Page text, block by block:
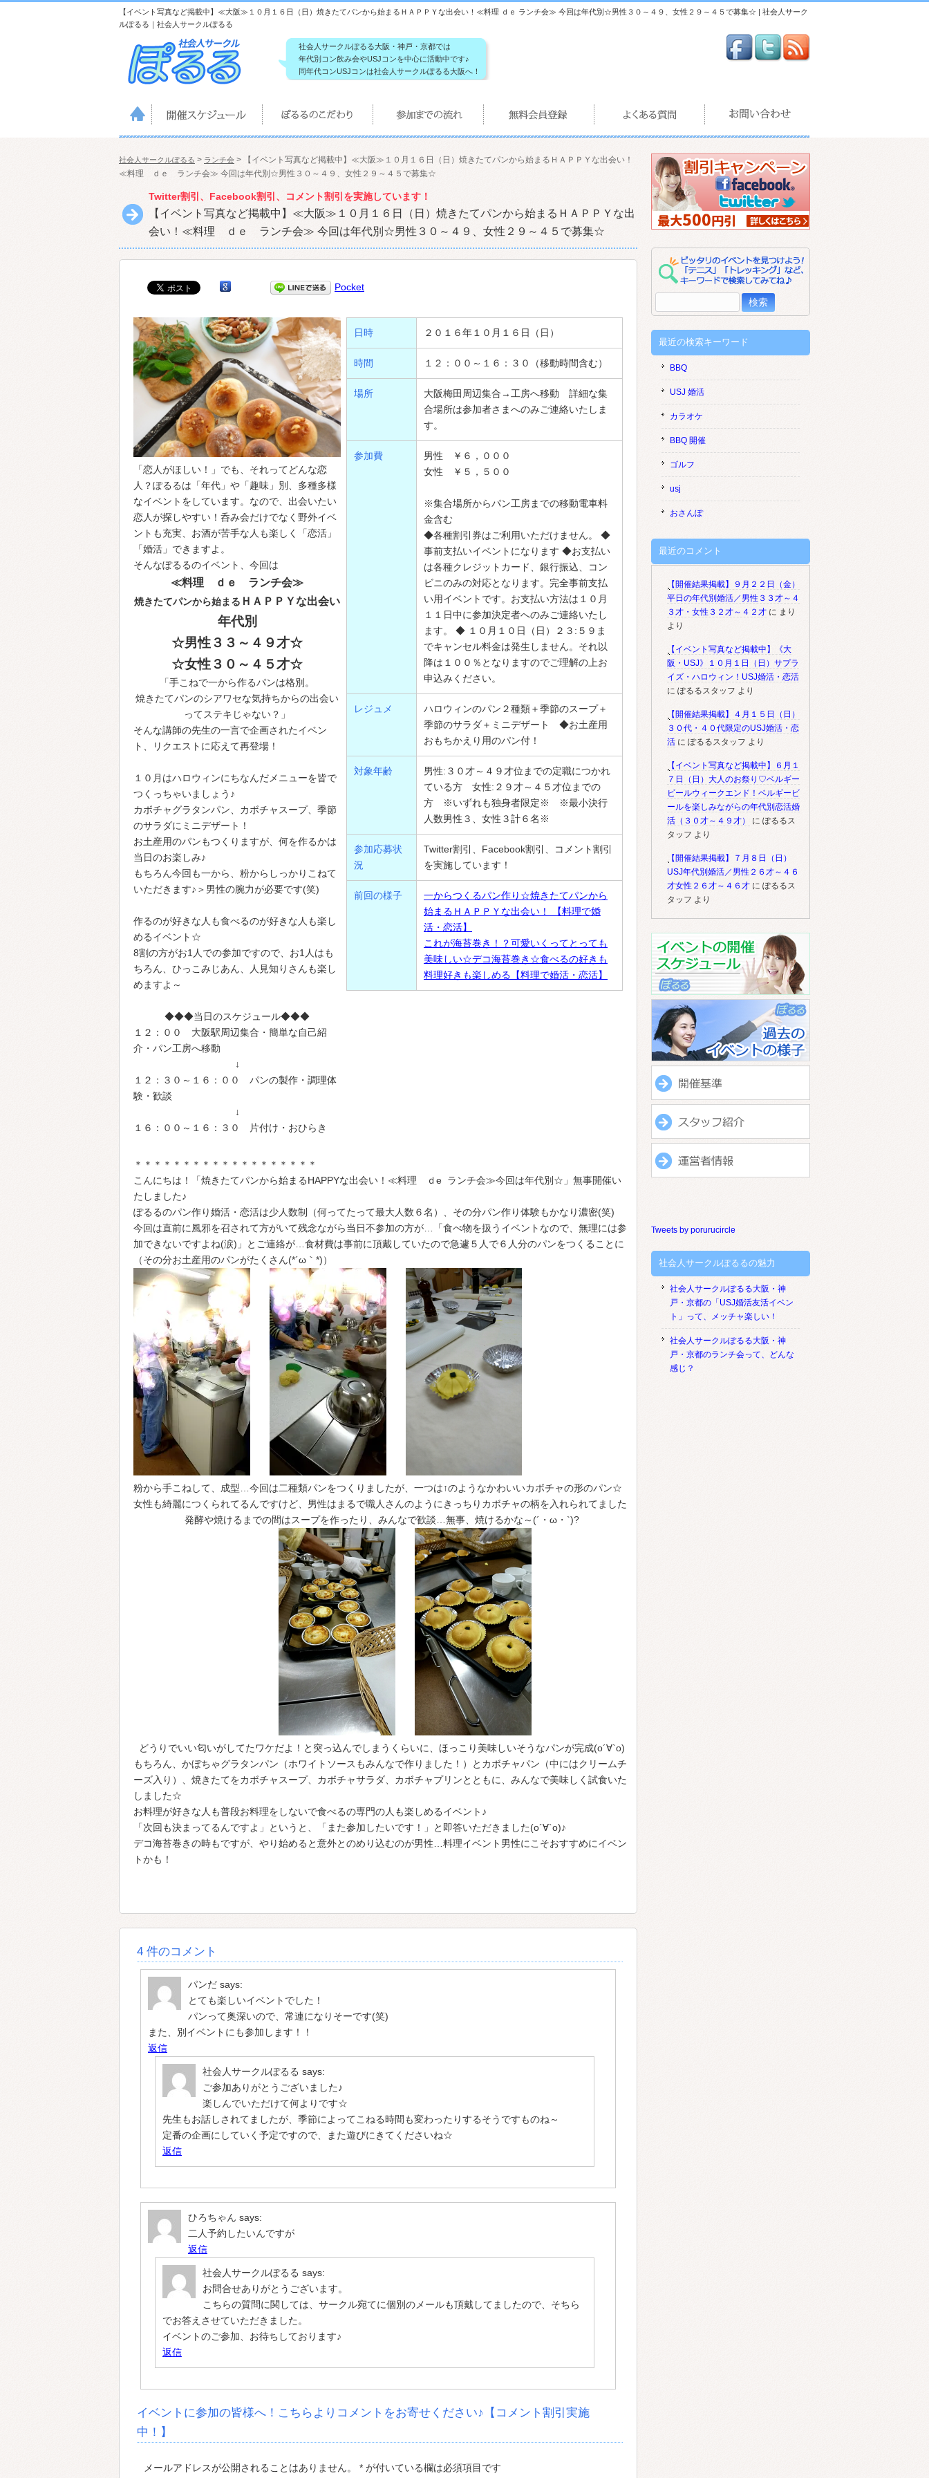
【イベント写真など掲載中】≪大阪≫１０月１６日（日）焼きたてパンから始まるＨＡＰＰＹな出会い！≪料理 ｄｅ ランチ会≫ 今回は年代別☆男性３０～４９、女性２９～４５で募集☆ | 社会人サーク
ルぽるる｜社会人サークルぽるる
社会人サークルぽるる大阪・神戸・京都では
年代別コン飲み会やUSJコンを中心に活動中です♪
同年代コンUSJコンは社会人サークルぽるる大阪へ！
社会人サークルぽるる > ランチ会 >
【イベント写真など掲載中】≪大阪≫１０月１６日（日）焼きたてパンから始まるＨＡＰＰＹな出会い！
≪料理 ｄｅ ランチ会≫ 今回は年代別☆男性３０～４９、女性２９～４５で募集☆
Twitter割引、Facebook割引、コメント割引を実施しています！
【イベント写真など掲載中】≪大阪≫１０月１６日（日）焼きたてパンから始まるＨＡＰＰＹな出
会い！≪料理 ｄｅ ランチ会≫ 今回は年代別☆男性３０～４９、女性２９～４５で募集☆
Pocket
「恋人がほしい！」でも、それってどんな恋
人？ぽるるは「年代」や「趣味」別、多種多様
なイベントをしています。なので、出会いたい
恋人が探しやすい！呑み会だけでなく野外イベ
ントも充実、お酒が苦手な人も楽しく「恋活」
「婚活」できますよ。
そんなぽるるのイベント、今回は
≪料理 ｄｅ ランチ会≫
焼きたてパンから始まる ＨＡＰＰＹな出会い
年代別
☆男性３３～４９才☆
☆女性３０～４５才☆
「手こねで一から作るパンは格別。
焼きたてパンのシアワセな気持ちからの出会い
ってステキじゃない？」
そんな講師の先生の一言で企画されたイベン
ト、リクエストに応えて再登場！
１０月はハロウィンにちなんだメニューを皆で
つくっちゃいましょう♪
カボチャグラタンパン、カボチャスープ、季節
のサラダにミニデザート！
お土産用のパンもつくりますが、何を作るかは
当日のお楽しみ♪
もちろん今回も一から、粉からしっかりこねて
いただきます♪＞男性の腕力が必要です(笑)
作るのが好きな人も食べるのが好きな人も楽し
めるイベント☆
8割の方がお1人での参加ですので、お1人はも
ちろん、ひっこみじあん、人見知りさんも楽し
めますよ～
◆◆◆当日のスケジュール◆◆◆
１２：００ 大阪駅周辺集合・簡単な自己紹
介・パン工房へ移動
↓
１２：３０～１６：００ パンの製作・調理体
験・歓談
↓
１６：００～１６：３０ 片付け・おひらき
日時 ２０１６年１０月１６日（日）
時間 １２：００～１６：３０（移動時間含む）
場所
大阪梅田周辺集合→工房へ移動 詳細な集
合場所は参加者さまへのみご連絡いたしま
す。
参加費
男性 ￥６，０００
女性 ￥５，５００
※集合場所からパン工房までの移動電車料
金含む
◆各種割引券はご利用いただけません。 ◆
事前支払いイベントになります ◆お支払い
は各種クレジットカード、銀行振込、コン
ビニのみの対応となります。完全事前支払
い用イベントです。お支払い方法は１０月
１１日中に参加決定者へのみご連絡いたし
ます。 ◆ １０月１０日（日）２３:５９ま
でキャンセル料金は発生しません。それ以
降は１００％となりますのでご理解の上お
申込みください。
レジュメ
ハロウィンのパン２種類＋季節のスープ＋
季節のサラダ＋ミニデザート ◆お土産用
おもちかえり用のパン付！
対象年齢
男性:３０才～４９才位までの定職につかれ
ている方 女性:２９才～４５才位までの
方 ※いずれも独身者限定※ ※最小決行
人数男性３、女性３計６名※
参加応募状
況
Twitter割引、Facebook割引、コメント割引
を実施しています！
前回の様子
一からつくるパン作り☆焼きたてパンから
始まるＨＡＰＰＹな出会い！ 【料理で婚
活・恋活】
これが海苔巻き！？可愛いくってとっても
美味しい☆デコ海苔巻き☆食べるの好きも
料理好きも楽しめる【料理で婚活・恋活】
＊＊＊＊＊＊＊＊＊＊＊＊＊＊＊＊＊＊＊
こんにちは！「焼きたてパンから始まるHAPPYな出会い！≪料理 ｄe ランチ会≫今回は年代別☆」無事開催い
たしました♪
ぽるるのパン作り婚活・恋活は少人数制（何ってたって最大人数６名）、その分パン作り体験もかなり濃密(笑)
今回は直前に風邪を召されて方がいて残念ながら当日不参加の方が…「食べ物を扱うイベントなので、無理には参
加できないですよね(涙)」とご連絡が…食材費は事前に頂戴していたので急遽５人で６人分のパンをつくることに
（その分お土産用のパンがたくさん(*´ω｀*)）
粉から手こねして、成型…今回は二種類パンをつくりましたが、一つは↑のようなかわいいカボチャの形のパン☆
女性も綺麗につくられてるんですけど、男性はまるで職人さんのようにきっちりカボチャの柄を入れられてました
発酵や焼けるまでの間はスープを作ったり、みんなで歓談…無事、焼けるかな～(´・ω・`)?
どうりでいい匂いがしてたワケだよ！と突っ込んでしまうくらいに、ほっこり美味しいそうなパンが完成(о´∀`о)
もちろん、かぼちゃグラタンパン（ホワイトソースもみんなで作りました！）とカボチャパン（中にはクリームチ
ーズ入り）、焼きたてをカボチャスープ、カボチャサラダ、カボチャプリンとともに、みんなで美味しく試食いた
しました☆
お料理が好きな人も普段お料理をしないで食べるの専門の人も楽しめるイベント♪
「次回も決まってるんですよ」というと、「また参加したいです！」と即答いただきました(о´∀`о)♪
デコ海苔巻きの時もですが、やり始めると意外とのめり込むのが男性…料理イベント男性にこそおすすめにイベン
トかも！
4 件のコメント
パンだ says:
とても楽しいイベントでした！
パンって奥深いので、常連になりそーです(笑)
また、別イベントにも参加します！！
返信
社会人サークルぽるる says:
ご参加ありがとうございました♪
楽しんでいただけて何よりです☆
先生もお話しされてましたが、季節によってこねる時間も変わったりするそうですものね～
定番の企画にしていく予定ですので、また遊びにきてくださいね☆
返信
ひろちゃん says:
二人予約したいんですが
返信
社会人サークルぽるる says:
お問合せありがとうございます。
こちらの質問に関しては、サークル宛てに個別のメールも頂戴してましたので、そちら
でお答えさせていただきました。
イベントのご参加、お待ちしております♪
返信
イベントに参加の皆様へ！こちらよりコメントをお寄せください♪【コメント割引実施
中！】
メールアドレスが公開されることはありません。 * が付いている欄は必須項目です
索:
最近の検索キーワード
BBQ
USJ 婚活
カラオケ
BBQ 開催
ゴルフ
usj
おさんぽ
最近のコメント
【開催結果掲載】９月２２日（金）
平日の年代別婚活／男性３３才～４
３才・女性３２才～４２才 に まり
より
【イベント写真など掲載中】《大
阪・USJ》１０月１日（日）サプラ
イズ・ハロウィン！USJ婚活・恋活
に ぽるるスタッフ より
【開催結果掲載】４月１５日（日）
３０代・４０代限定のUSJ婚活・恋
活 に ぽるるスタッフ より
【イベント写真など掲載中】６月１
７日（日）大人のお祭り♡ベルギー
ビールウィークエンド！ベルギービ
ールを楽しみながらの年代別恋活婚
活（３０才～４９才）
に ぽるるス
タッフ より
【開催結果掲載】７月８日（日）
USJ年代別婚活／男性２６才～４６
才女性２６才～４６才 に ぽるるス
タッフ より
Tweets by porurucircle
社会人サークルぽるるの魅力
社会人サークルぽるる大阪・神
戸・京都の「USJ婚活友活イベン
ト」って、メッチャ楽しい！
社会人サークルぽるる大阪・神
戸・京都のランチ会って、どんな
感じ？